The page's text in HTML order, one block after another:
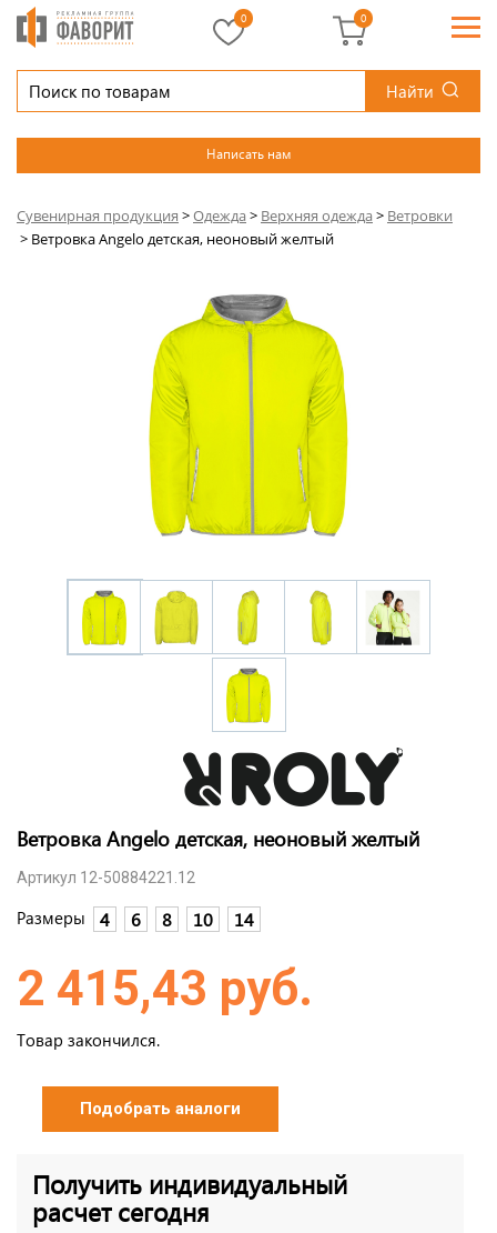
Найти
Написать нам
0 0
Сувенирная продукция >Одежда> Верхняя одежда> Ветровки
> Ветровка Angelo детская, неоновый желтый
Ветровка Angelo детская, неоновый желтый
Артикул 12-50884221.12
Размеры 4 6 8 10 14
2 415,43 руб.
Товар закончился.
Подобрать аналоги
Получить индивидуальный
расчет сегодня